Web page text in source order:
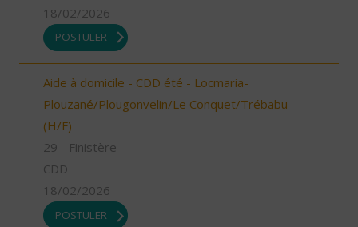
18/02/2026
POSTULER
Aide à domicile - CDD été - Locmaria-
Plouzané/Plougonvelin/Le Conquet/Trébabu
(H/F)
29 - Finistère
CDD
18/02/2026
POSTULER